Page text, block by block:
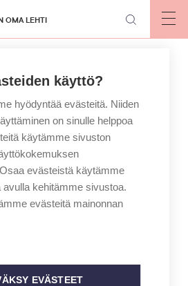
OMA LEHTI
käyttö?
hyödyntää evästeitä. Niiden
on sinulle helppoa
käytämme sivuston
evästeistä käytämme
avulla kehitämme sivustoa.
evästeitä mainonnan
EVÄSTEET